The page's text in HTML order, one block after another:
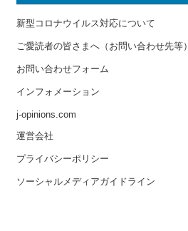
新型コロナウイルス対応について
ご愛読者の皆さまへ（お問い合わせ先等）
お問い合わせフォーム
インフォメーション
j-opinions.com
運営会社
プライバシーポリシー
ソーシャルメディアガイドライン